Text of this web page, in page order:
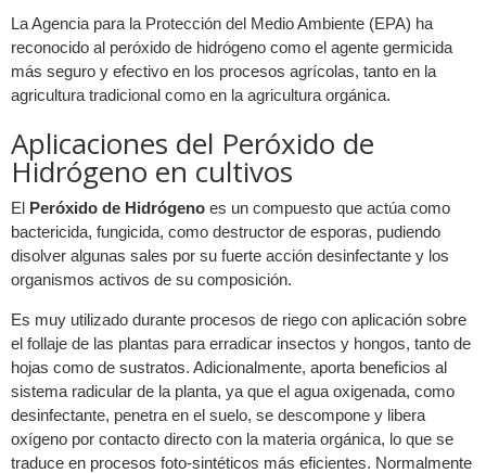
La Agencia para la Protección del Medio Ambiente (EPA) ha
reconocido al peróxido de hidrógeno como el agente germicida
más seguro y efectivo en los procesos agrícolas, tanto en la
agricultura tradicional como en la agricultura orgánica.
Aplicaciones del Peróxido de
Hidrógeno en cultivos
El Peróxido de Hidrógeno es un compuesto que actúa como
bactericida, fungicida, como destructor de esporas, pudiendo
disolver algunas sales por su fuerte acción desinfectante y los
organismos activos de su composición.
Es muy utilizado durante procesos de riego con aplicación sobre
el follaje de las plantas para erradicar insectos y hongos, tanto de
hojas como de sustratos. Adicionalmente, aporta beneficios al
sistema radicular de la planta, ya que el agua oxigenada, como
desinfectante, penetra en el suelo, se descompone y libera
oxígeno por contacto directo con la materia orgánica, lo que se
traduce en procesos foto-sintéticos más eficientes. Normalmente